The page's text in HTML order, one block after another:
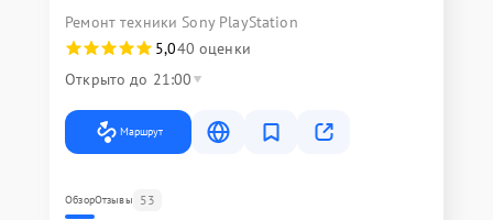
Ремонт техники Sony PlayStation
5,040 оценки
Открыто до 21:00
Маршрут
ОбзорОтзывы 53